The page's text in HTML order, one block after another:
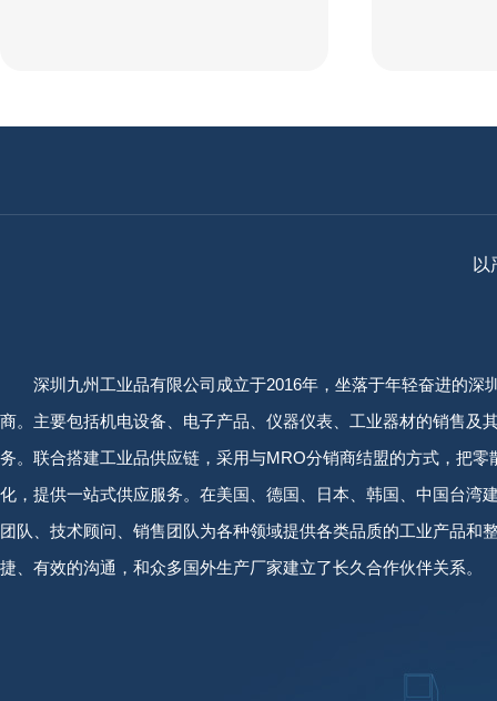
以
深圳九州工业品有限公司成立于2016年，坐落于年轻奋进的深
商。主要包括机电设备、电子产品、仪器仪表、工业器材的销售及
务。联合搭建工业品供应链，采用与MRO分销商结盟的方式，把零
化，提供一站式供应服务。在美国、德国、日本、韩国、中国台湾
团队、技术顾问、销售团队为各种领域提供各类品质的工业产品和
捷、有效的沟通，和众多国外生产厂家建立了长久合作伙伴关系。